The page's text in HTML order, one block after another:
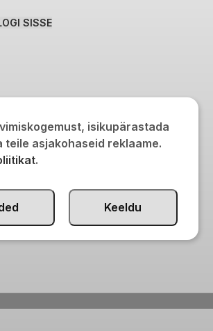
SISSE
isikupärastada
teile asjakohaseid reklaame.
.
Keeldu